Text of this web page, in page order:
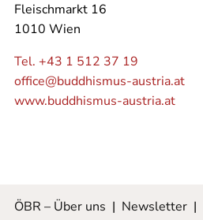
Fleischmarkt 16
1010 Wien
Tel. +43 1 512 37 19
office@buddhismus-austria.at
www.buddhismus-austria.at
ÖBR – Über uns | Newsletter|